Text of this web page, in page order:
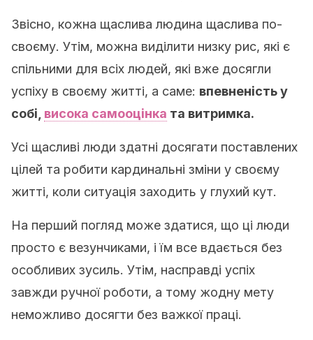
Звісно, кожна щаслива людина щаслива по-
своєму. Утім, можна виділити низку рис, які є
спільними для всіх людей, які вже досягли
успіху в своєму житті, а саме: впевненість у
собі, висока самооцінка та витримка.
Усі щасливі люди здатні досягати поставлених
цілей та робити кардинальні зміни у своєму
житті, коли ситуація заходить у глухий кут.
На перший погляд може здатися, що ці люди
просто є везунчиками, і їм все вдається без
особливих зусиль. Утім, насправді успіх
завжди ручної роботи, а тому жодну мету
неможливо досягти без важкої праці.